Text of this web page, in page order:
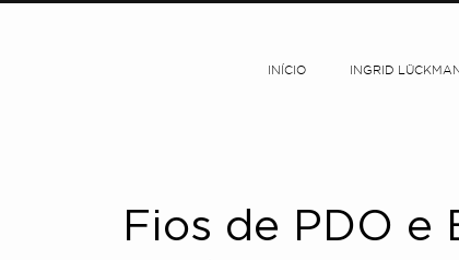
INÍCIO INGRID
Fios de PDO e